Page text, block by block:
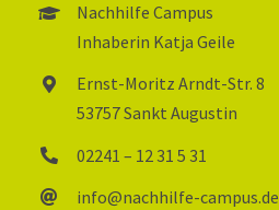
Nachhilfe Campus
Inhaberin Katja Geile
Ernst-Moritz Arndt-Str. 8
53757 Sankt Augustin
02241 – 12 31 5 31
info@nachhilfe-campus.de